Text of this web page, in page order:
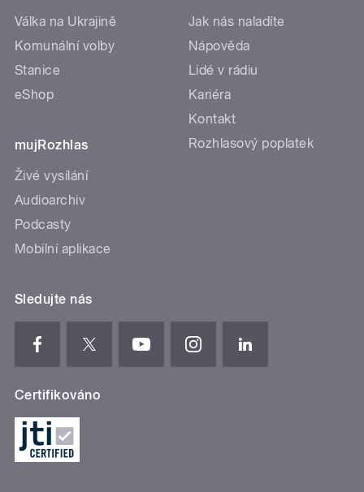
Válka na Ukrajině
Komunální volby
Stanice
eShop
mujRozhlas
Živé vysílání
Audioarchiv
Podcasty
Mobilní aplikace
Jak nás naladíte
Nápověda
Lidé v rádiu
Kariéra
Kontakt
Rozhlasový poplatek
Sledujte nás
Certifikováno